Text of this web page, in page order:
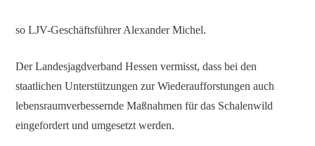
so LJV-Geschäftsführer Alexander Michel.
Der Landesjagdverband Hessen vermisst, dass bei den
staatlichen Unterstützungen zur Wiederaufforstungen auch
lebensraumverbessernde Maßnahmen für das Schalenwild
eingefordert und umgesetzt werden.